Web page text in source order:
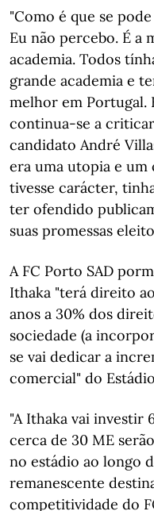
"Como é que se
Eu não percebo. É a
academia. Todos
grande academia e
melhor em Portugal.
continua-se a
candidato André
era uma utopia e
tivesse carácter,
ter ofendido
suas promessas
A FC Porto SAD
Ithaka "terá direito
anos a 30% dos
sociedade (a
se vai dedicar a
comercial" do
"A Ithaka vai investir
cerca de 30 ME
no estádio ao longo
remanescente
competitividade do